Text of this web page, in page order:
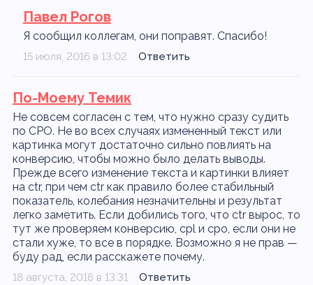
Павел Рогов
Я сообщил коллегам, они поправят. Спасибо!
15 июля, 2016 в 13:02 Ответить
По-Моему Темик
Не совсем согласен с тем, что нужно сразу судить
по CPO. Не во всех случаях измененный текст или
картинка могут достаточно сильно повлиять на
конверсию, чтобы можно было делать выводы.
Прежде всего изменение текста и картинки влияет
на ctr, при чем ctr как правило более стабильный
показатель, колебания незначительны и результат
легко заметить. Если добились того, что ctr вырос, то
тут же проверяем конверсию, cpl и cpo, если они не
стали хуже, то все в порядке. Возможно я не прав —
буду рад, если расскажете почему.
18 августа, 2016 в 13:31 Ответить